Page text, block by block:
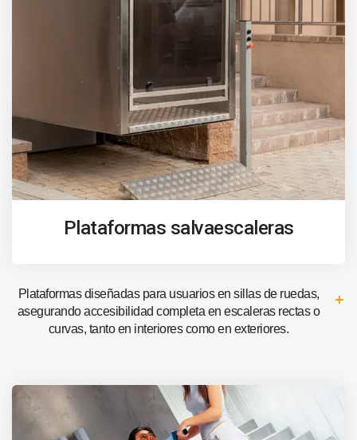
Plataformas salvaescaleras
Plataformas diseñadas para usuarios en sillas de ruedas,
asegurando accesibilidad completa en escaleras rectas o
curvas, tanto en interiores como en exteriores.